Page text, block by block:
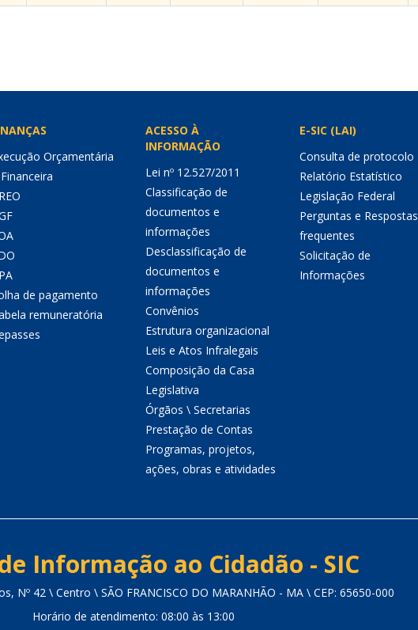
Orçamentária
de pagamento
remuneratória
ACESSO À
INFORMAÇÃO
Lei nº 12.527/2011
Classificação de
documentos e
informações
Desclassificação de
documentos e
informações
Convênios
Estrutura organizacional
Leis e Atos Infralegais
Composição da Casa
Legislativa
Órgãos \ Secretarias
Prestação de Contas
Programas, projetos,
ações, obras e atividades
E-SIC (LAI)
Consulta de protocolo
Relatório Estatístico
Legislação Federal
Perguntas e Respostas
frequentes
Solicitação de
Informações
Informação ao Cidadão - SIC
Nº 42 \ Centro \ SÃO FRANCISCO DO MARANHÃO - MA \ CEP: 65650-000
Horário de atendimento: 08:00 às 13:00